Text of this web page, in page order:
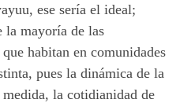
ese sería el ideal;
la mayoría de las
habitan en comunidades
pues la dinámica de la
la cotidianidad de